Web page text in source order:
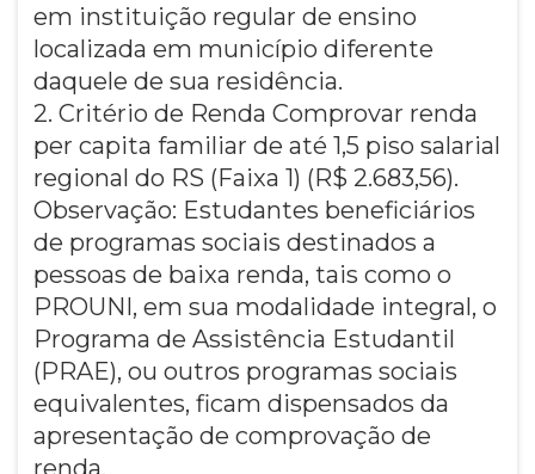
em instituição regular de ensino
localizada em município diferente
daquele de sua residência.
2. Critério de Renda Comprovar renda
per capita familiar de até 1,5 piso salarial
regional do RS (Faixa 1) (R$ 2.683,56).
Observação: Estudantes beneficiários
de programas sociais destinados a
pessoas de baixa renda, tais como o
PROUNI, em sua modalidade integral, o
Programa de Assistência Estudantil
(PRAE), ou outros programas sociais
equivalentes, ficam dispensados da
apresentação de comprovação de
renda.